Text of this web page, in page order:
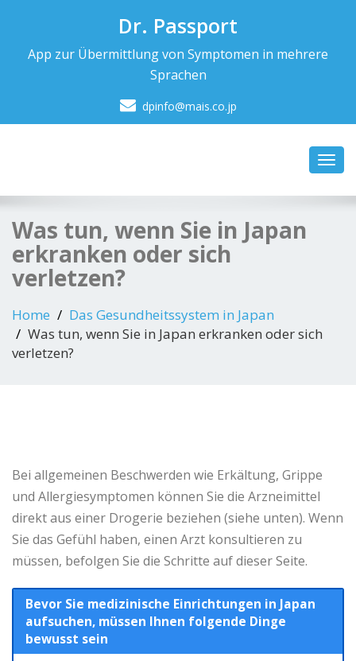
Dr. Passport
App zur Übermittlung von Symptomen in mehrere
Sprachen
dpinfo@mais.co.jp
Was tun, wenn Sie in Japan
erkranken oder sich
verletzen?
Home
Das Gesundheitssystem in Japan
Was tun, wenn Sie in Japan erkranken oder sich
verletzen?
Bei allgemeinen Beschwerden wie Erkältung, Grippe
und Allergiesymptomen können Sie die Arzneimittel
direkt aus einer Drogerie beziehen (siehe unten). Wenn
Sie das Gefühl haben, einen Arzt konsultieren zu
müssen, befolgen Sie die Schritte auf dieser Seite.
Bevor Sie medizinische Einrichtungen in Japan
aufsuchen, müssen Ihnen folgende Dinge
bewusst sein